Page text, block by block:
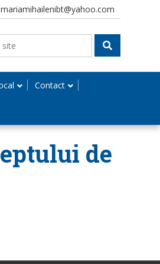
Contact
de